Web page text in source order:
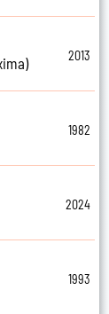
2013
1982
2024
1993